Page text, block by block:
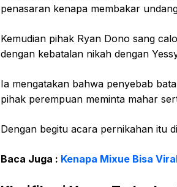
penasaran kenapa membakar
Kemudian pihak Ryan Dono sang
dengan kebatalan nikah dengan
Ia mengatakan bahwa penyebab
pihak perempuan meminta mahar
Dengan begitu acara pernikahan itu
Baca Juga : Kenapa Mixue Bisa